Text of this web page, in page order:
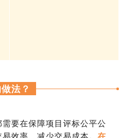
法？
要在保障项目评标公平公